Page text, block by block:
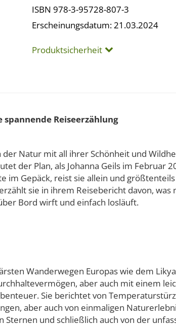
ISBN 978-3-95728-807-3
Erscheinungsdatum: 21.03.2024
Produktsicherheit
Reiseerzählung
der Natur mit all ihrer Schönheit und
der Plan, als Johanna Geils im Februar
Gepäck, reist sie allein und
sie in ihrem Reisebericht davon,
Bord wirft und einfach losläuft.
Wanderwegen Europas wie dem
aber auch mit einem
Sie berichtet von
aber auch von einmaligen
und schließlich auch von der